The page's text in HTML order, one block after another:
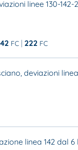
linee 130-142-
FC 222 FC
deviazioni
linea 142 dal 6